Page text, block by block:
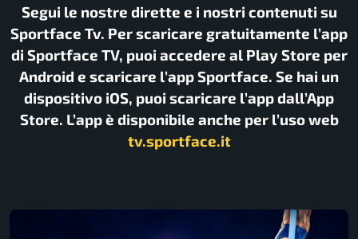
Segui le nostre dirette e i nostri contenuti su
Sportface Tv. Per scaricare gratuitamente l’app
di Sportface TV, puoi accedere al Play Store per
Android e scaricare l’app Sportface. Se hai un
dispositivo iOS, puoi scaricare l’app dall’App
Store. L’app è disponibile anche per l’uso web
tv.sportface.it